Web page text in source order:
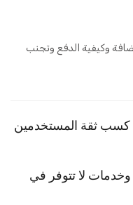
وكيفية الدفع وتجنب
كسب ثقة المستخدمين
لا تتوفر في